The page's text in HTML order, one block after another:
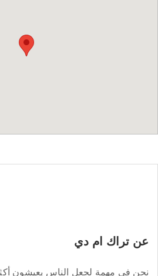
عن تراك ام دي
نحن في مهمة لجعل الناس يعيشون